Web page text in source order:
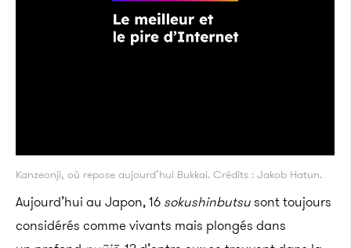
Kanzeonji, où repose aujourd’hui Bukkai. Crédits : Jakob Hatun.
Aujourd’hui au Japon, 16 sokushinbutsusont toujours
considérés comme vivants mais plongés dans